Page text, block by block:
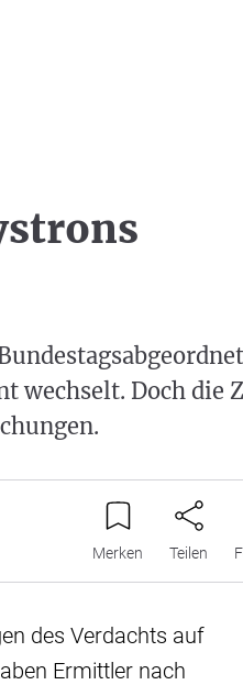
wechselt. Doch die
Merken Teilen
des Verdachts auf
Ermittler nach